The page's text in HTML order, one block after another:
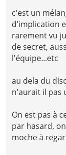
c'est un
d'implication
rarement vu
de secret,
l'équipe...etc
au dela du
n'aurait il pas
On est pas à
par hasard,
moche à